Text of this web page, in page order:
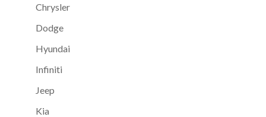
Chrysler
Dodge
Hyundai
Infiniti
Jeep
Kia